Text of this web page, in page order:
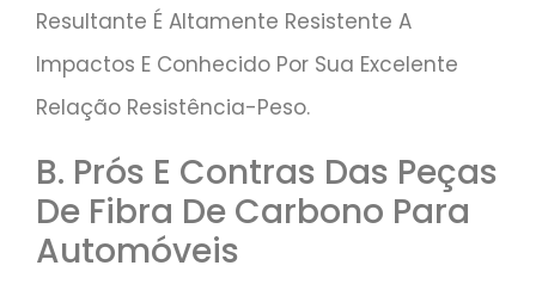
Resultante É Altamente Resistente A
Impactos E Conhecido Por Sua Excelente
Relação Resistência-Peso.
B. Prós E Contras Das Peças
De Fibra De Carbono Para
Automóveis